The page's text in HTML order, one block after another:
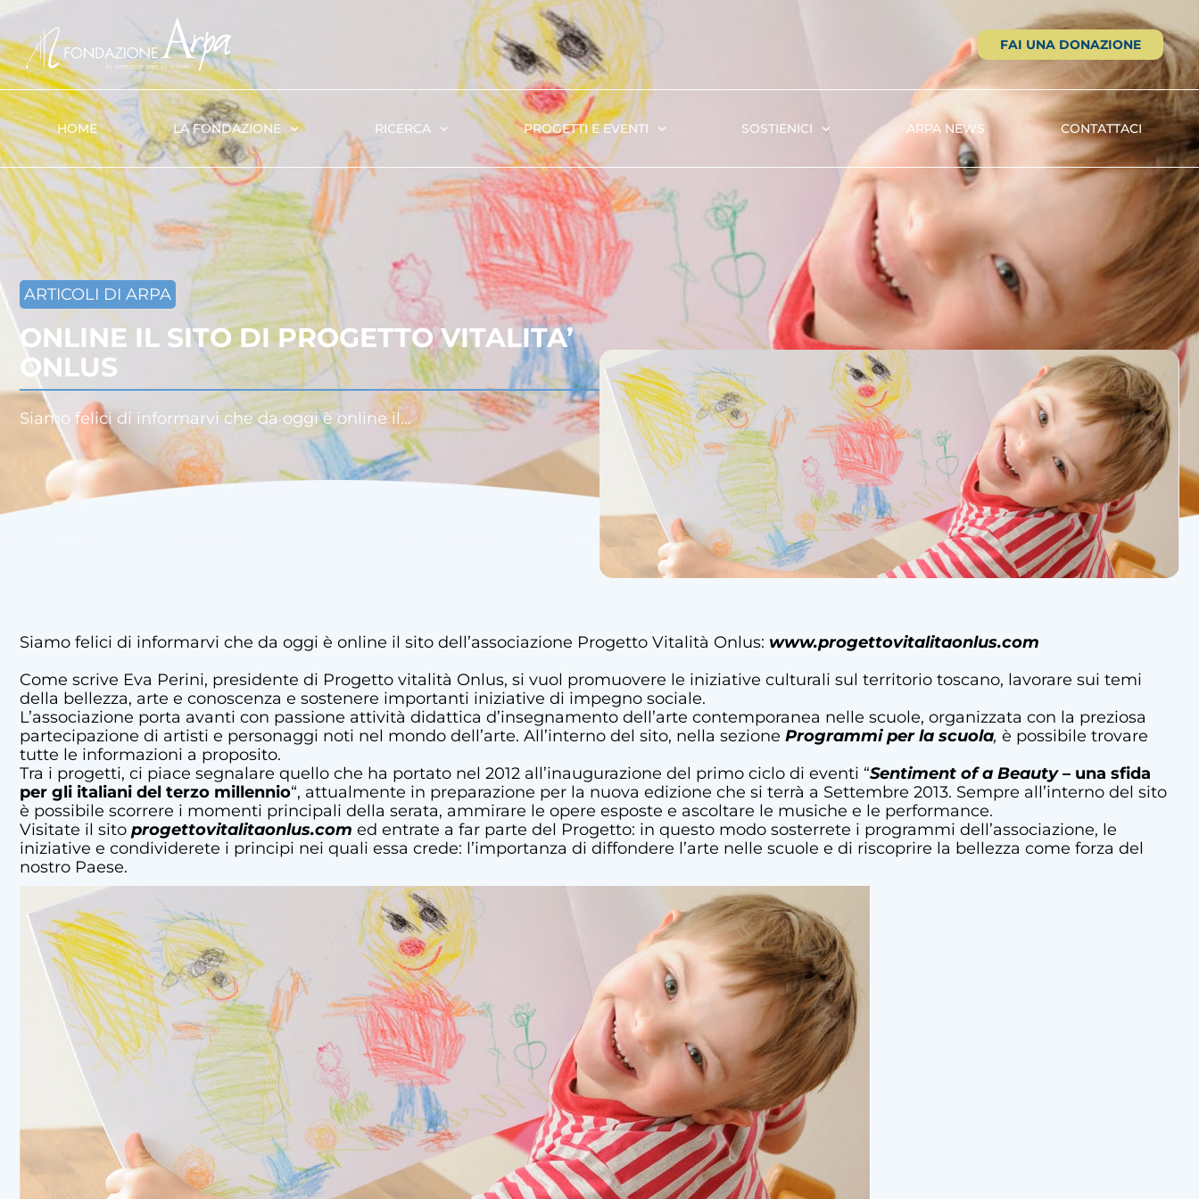
FAI UNA DONAZIONE
HOME LA FONDAZIONE RICERCA PROGETTI E EVENTI SOSTIENICI ARPA NEWS CONTATTACI
ARTICOLI DI ARPA
ONLINE IL SITO DI PROGETTO VITALITA’
ONLUS
Siamo felici di informarvi che da oggi è online il…
Siamo felici di informarvi che da oggi è online il sito dell’associazione Progetto Vitalità Onlus: www.progettovitalitaonlus.com
Come scrive Eva Perini, presidente di Progetto vitalità Onlus, si vuol promuovere le iniziative culturali sul territorio toscano, lavorare sui temi
della bellezza, arte e conoscenza e sostenere importanti iniziative di impegno sociale.
L’associazione porta avanti con passione attività didattica d’insegnamento dell’arte contemporanea nelle scuole, organizzata con la preziosa
partecipazione di artisti e personaggi noti nel mondo dell’arte. All’interno del sito, nella sezione Programmi per la scuola, è possibile trovare
tutte le informazioni a proposito.
Tra i progetti, ci piace segnalare quello che ha portato nel 2012 all’inaugurazione del primo ciclo di eventi “Sentiment of a Beauty– una sfida
per gli italiani del terzo millennio“, attualmente in preparazione per la nuova edizione che si terrà a Settembre 2013. Sempre all’interno del sito
è possibile scorrere i momenti principali della serata, ammirare le opere esposte e ascoltare le musiche e le performance.
Visitate il sito progettovitalitaonlus.com ed entrate a far parte del Progetto: in questo modo sosterrete i programmi dell’associazione, le
iniziative e condividerete i principi nei quali essa crede: l’importanza di diffondere l’arte nelle scuole e di riscoprire la bellezza come forza del
nostro Paese.